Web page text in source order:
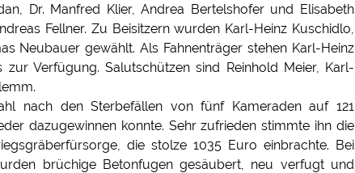
Dr. Manfred Klier, Andrea Bertelshofer und Elisabeth
Fellner. Zu Beisitzern wurden Karl-Heinz Kuschidlo,
Neubauer gewählt. Als Fahnenträger stehen Karl-Heinz
Verfügung. Salutschützen sind Reinhold Meier, Karl-
nach den Sterbefällen von fünf Kameraden auf 121
dazugewinnen konnte. Sehr zufrieden stimmte ihn die
die stolze 1035 Euro einbrachte. Bei
brüchige Betonfugen gesäubert, neu verfugt und